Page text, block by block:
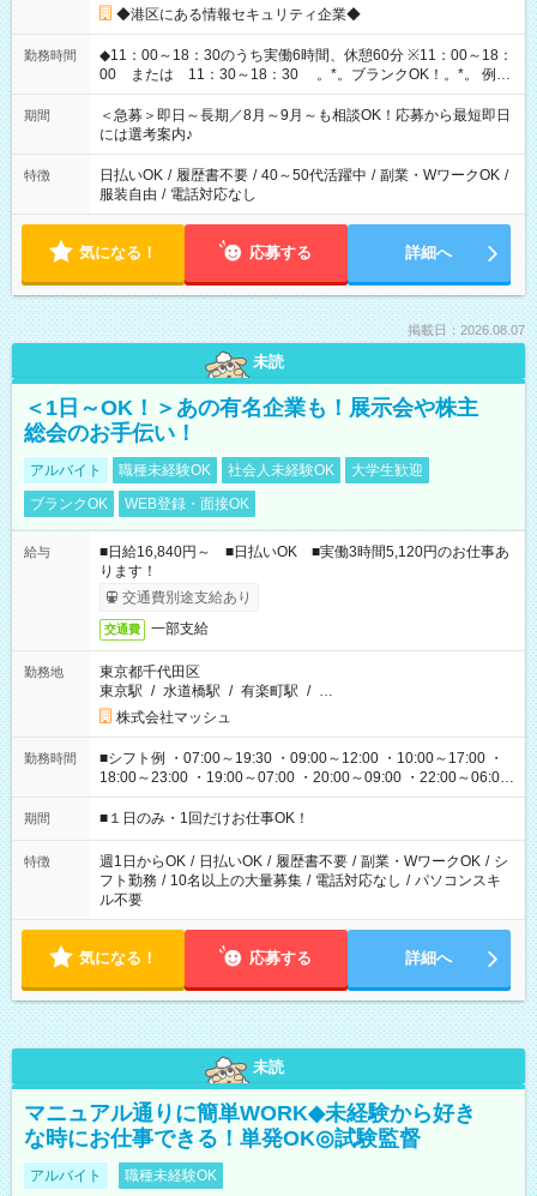
◆港区にある情報セキュリティ企業◆
勤務時間
◆11：00～18：30のうち実働6時間、休憩60分 ※11：00～18：
00 または 11：30～18：30 。*。ブランクOK！。*。 例え
ば前職が、 在宅/財団法人/事務/コールセンター/受付/販売/カフェ
スタッフ スイーツ販売/ホテルフロント/化粧品販売/など 様々な
業界から入社して活躍されています♪
期間
＜急募＞即日～長期／8月～9月～も相談OK！応募から最短即日
には選考案内♪
特徴 日払いOK / 履歴書不要 / 40～50代活躍中 / 副業・WワークOK /
服装自由 / 電話対応なし
気になる！ 応募する 詳細へ
掲載日：2026.08.07
未読
＜1日～OK！＞あの有名企業も！展示会や株主
総会のお手伝い！
アルバイト 職種未経験OK 社会人未経験OK
大学生歓迎
ブランクOK
WEB登録・面接OK
給与
■日給16,840円～ ■日払いOK ■実働3時間5,120円のお仕事あ
ります！
交通費別途支給あり
交通費 一部支給
勤務地
東京都千代田区
東京駅 / 水道橋駅 / 有楽町駅 / …
株式会社マッシュ
勤務時間
■シフト例 ・07:00～19:30 ・09:00～12:00 ・10:00～17:00 ・
18:00～23:00 ・19:00～07:00 ・20:00～09:00 ・22:00～06:00
etc ★最短で3時間で5,120円のお仕事から 15時間で2万円近く稼
げるお仕事も！ ご希望のお時間に合わせてご紹介！ ※シフトは
ください！
期間 ■１日のみ・1回だけお仕事OK！
特徴 週1日からOK / 日払いOK / 履歴書不要 / 副業・WワークOK / シ
フト勤務 / 10名以上の大量募集 / 電話対応なし / パソコンスキ
ル不要
気になる！ 応募する 詳細へ
未読
マニュアル通りに簡単WORK◆未経験から好き
な時にお仕事できる！単発OK◎試験監督
アルバイト 職種未経験OK